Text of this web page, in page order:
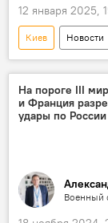
12 января 2025,
Киев Новости
Президент
Дональд Трамп
Политика
На пороге III
и Франция
удары по России
Военный